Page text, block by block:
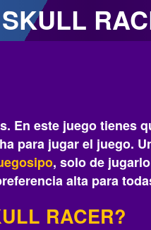
SKULL
En este juego tienes
para jugar el juego.
, solo de
alta para
RACER?